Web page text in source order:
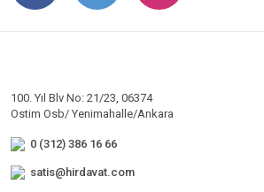
100. Yıl Blv No: 21/23, 06374
Ostim Osb/ Yenimahalle/Ankara
0 (312) 386 16 66
satis@hirdavat.com